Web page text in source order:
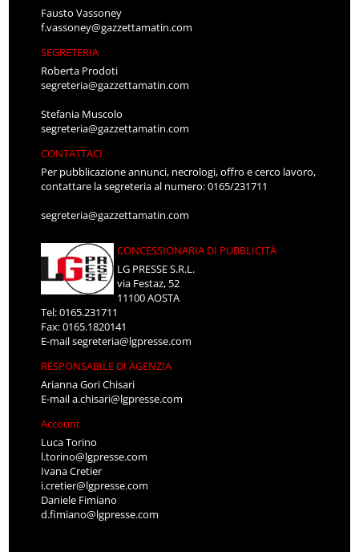
Fausto Vassoney
f.vassoney@gazzettamatin.com
SEGRETERIA
Roberta Prodoti
segreteria@gazzettamatin.com
Stefania Muscolo
segreteria@gazzettamatin.com
CONTATTACI
Per pubblicazione annunci, necrologi, offro e cerco lavoro,
contattare la segreteria al numero: 0165/231711
segreteria@gazzettamatin.com
CONCESSIONARIA DI PUBBLICITÀ
LG PRESSE S.R.L.
via Festaz, 52
11100 AOSTA
Tel: 0165.231711
Fax: 0165.1820141
E-mailsegreteria@lgpresse.com
RESPONSABILE DI AGENZIA
Arianna Gori Chisari
E-maila.chisari@lgpresse.com
Account
Luca Torino
l.torino@lgpresse.com
Ivana Cretier
i.cretier@lgpresse.com
Daniele Fimiano
d.fimiano@lgpresse.com